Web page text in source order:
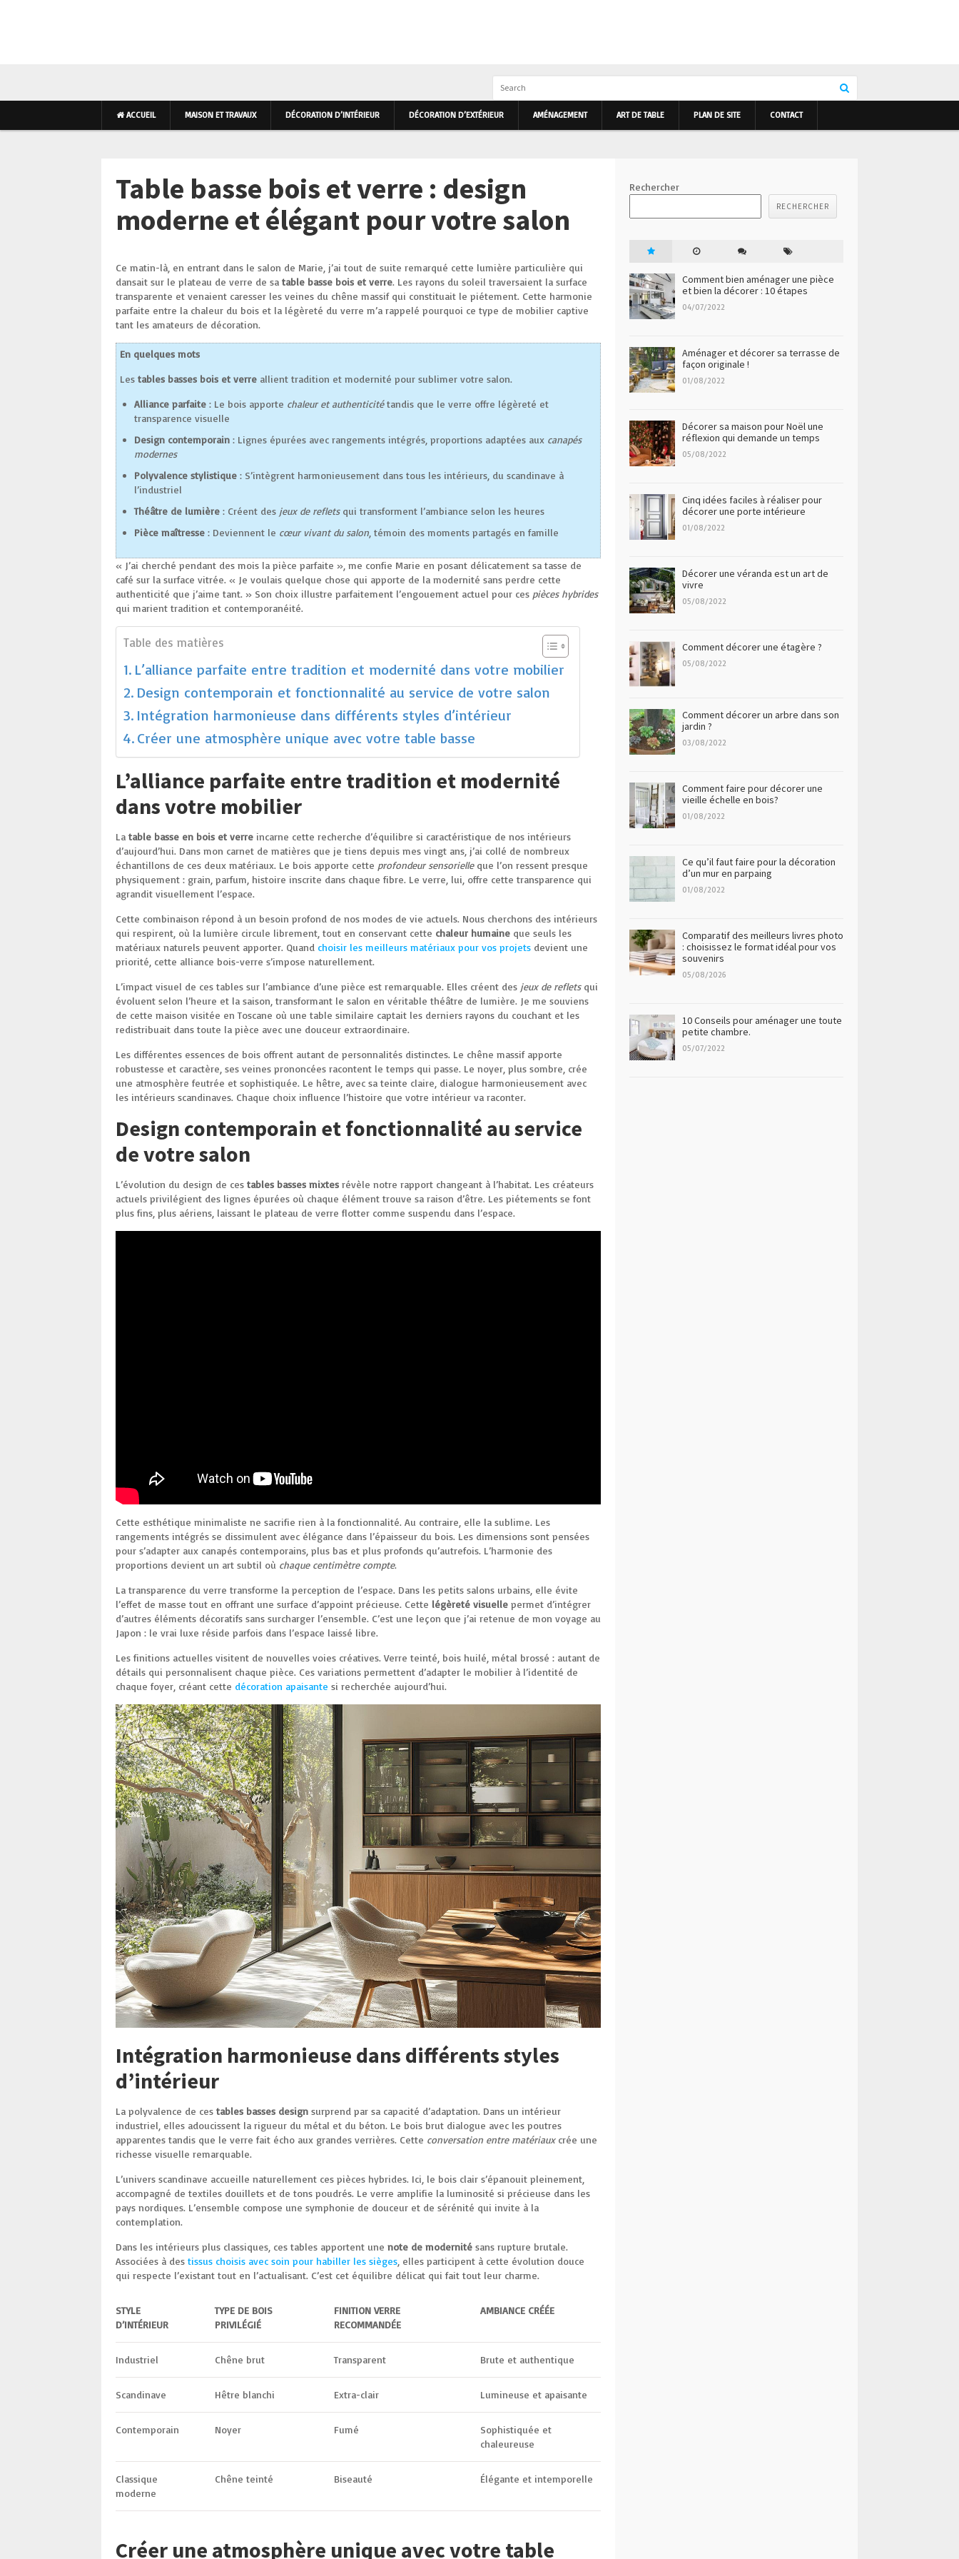
ACCUEIL MAISON ET TRAVAUX DÉCORATION D’INTÉRIEUR DÉCORATION D’EXTÉRIEUR AMÉNAGEMENT ART DE TABLE PLAN DE SITE CONTACT
Table basse bois et verre : design
moderne et élégant pour votre salon
Ce matin-là, en entrant dans le salon de Marie, j’ai tout de suite remarqué cette lumière particulière qui
dansait sur le plateau de verre de sa table basse bois et verre. Les rayons du soleil traversaient la surface
transparente et venaient caresser les veines du chêne massif qui constituait le piétement. Cette harmonie
parfaite entre la chaleur du bois et la légèreté du verre m’a rappelé pourquoi ce type de mobilier captive
tant les amateurs de décoration.
En quelques mots
Les tables basses bois et verre allient tradition et modernité pour sublimer votre salon.
Alliance parfaite : Le bois apporte chaleur et authenticitétandis que le verre offre légèreté et
transparence visuelle
Design contemporain : Lignes épurées avec rangements intégrés, proportions adaptées aux canapés
modernes
Polyvalence stylistique : S’intègrent harmonieusement dans tous les intérieurs, du scandinave à
l’industriel
Théâtre de lumière : Créent des jeux de refletsqui transforment l’ambiance selon les heures
Pièce maîtresse : Deviennent le cœur vivant du salon , témoin des moments partagés en famille
« J’ai cherché pendant des mois la pièce parfaite », me confie Marie en posant délicatement sa tasse de
café sur la surface vitrée. « Je voulais quelque chose qui apporte de la modernité sans perdre cette
authenticité que j’aime tant. » Son choix illustre parfaitement l’engouement actuel pour ces pièces hybrides
qui marient tradition et contemporanéité.
Table des matières
L’alliance parfaite entre tradition et modernité dans votre mobilier
Design contemporain et fonctionnalité au service de votre salon
Intégration harmonieuse dans différents styles d’intérieur
Créer une atmosphère unique avec votre table basse
L’alliance parfaite entre tradition et modernité
dans votre mobilier
La table basse en bois et verre incarne cette recherche d’équilibre si caractéristique de nos intérieurs
d’aujourd’hui. Dans mon carnet de matières que je tiens depuis mes vingt ans, j’ai collé de nombreux
échantillons de ces deux matériaux. Le bois apporte cette profondeur sensorielleque l’on ressent presque
physiquement : grain, parfum, histoire inscrite dans chaque fibre. Le verre, lui, offre cette transparence qui
agrandit visuellement l’espace.
Cette combinaison répond à un besoin profond de nos modes de vie actuels. Nous cherchons des intérieurs
qui respirent, où la lumière circule librement, tout en conservant cette chaleur humaine que seuls les
matériaux naturels peuvent apporter. Quand choisir les meilleurs matériaux pour vos projets devient une
priorité, cette alliance bois-verre s’impose naturellement.
L’impact visuel de ces tables sur l’ambiance d’une pièce est remarquable. Elles créent des jeux de refletsqui
évoluent selon l’heure et la saison, transformant le salon en véritable théâtre de lumière. Je me souviens
de cette maison visitée en Toscane où une table similaire captait les derniers rayons du couchant et les
redistribuait dans toute la pièce avec une douceur extraordinaire.
Les différentes essences de bois offrent autant de personnalités distinctes. Le chêne massif apporte
robustesse et caractère, ses veines prononcées racontent le temps qui passe. Le noyer, plus sombre, crée
une atmosphère feutrée et sophistiquée. Le hêtre, avec sa teinte claire, dialogue harmonieusement avec
les intérieurs scandinaves. Chaque choix influence l’histoire que votre intérieur va raconter.
Design contemporain et fonctionnalité au service
de votre salon
L’évolution du design de ces tables basses mixtes révèle notre rapport changeant à l’habitat. Les créateurs
actuels privilégient des lignes épurées où chaque élément trouve sa raison d’être. Les piétements se font
plus fins, plus aériens, laissant le plateau de verre flotter comme suspendu dans l’espace.
Cette esthétique minimaliste ne sacrifie rien à la fonctionnalité. Au contraire, elle la sublime. Les
rangements intégrés se dissimulent avec élégance dans l’épaisseur du bois. Les dimensions sont pensées
pour s’adapter aux canapés contemporains, plus bas et plus profonds qu’autrefois. L’harmonie des
proportions devient un art subtil où chaque centimètre compte.
La transparence du verre transforme la perception de l’espace. Dans les petits salons urbains, elle évite
l’effet de masse tout en offrant une surface d’appoint précieuse. Cette légèreté visuelle permet d’intégrer
d’autres éléments décoratifs sans surcharger l’ensemble. C’est une leçon que j’ai retenue de mon voyage au
Japon : le vrai luxe réside parfois dans l’espace laissé libre.
Les finitions actuelles visitent de nouvelles voies créatives. Verre teinté, bois huilé, métal brossé : autant de
détails qui personnalisent chaque pièce. Ces variations permettent d’adapter le mobilier à l’identité de
chaque foyer, créant cette décoration apaisante si recherchée aujourd’hui.
Intégration harmonieuse dans différents styles
d’intérieur
La polyvalence de ces tables basses design surprend par sa capacité d’adaptation. Dans un intérieur
industriel, elles adoucissent la rigueur du métal et du béton. Le bois brut dialogue avec les poutres
apparentes tandis que le verre fait écho aux grandes verrières. Cette conversation entre matériauxcrée une
richesse visuelle remarquable.
L’univers scandinave accueille naturellement ces pièces hybrides. Ici, le bois clair s’épanouit pleinement,
accompagné de textiles douillets et de tons poudrés. Le verre amplifie la luminosité si précieuse dans les
pays nordiques. L’ensemble compose une symphonie de douceur et de sérénité qui invite à la
contemplation.
Dans les intérieurs plus classiques, ces tables apportent une note de modernité sans rupture brutale.
Associées à des tissus choisis avec soin pour habiller les sièges , elles participent à cette évolution douce
qui respecte l’existant tout en l’actualisant. C’est cet équilibre délicat qui fait tout leur charme.
STYLE
D’INTÉRIEUR
TYPE DE BOIS
PRIVILÉGIÉ
FINITION VERRE
RECOMMANDÉE
AMBIANCE CRÉÉE
Industriel Chêne brut Transparent Brute et authentique
Scandinave Hêtre blanchi Extra-clair Lumineuse et apaisante
Contemporain Noyer Fumé
Sophistiquée et
chaleureuse
Classique
moderne
Chêne teinté Biseauté Élégante et intemporelle
Créer une atmosphère unique avec votre table
Rechercher
RECHERCHER
Comment bien aménager une pièce
et bien la décorer : 10 étapes
04/07/2022
Aménager et décorer sa terrasse de
façon originale !
01/08/2022
Décorer sa maison pour Noël une
réflexion qui demande un temps
05/08/2022
Cinq idées faciles à réaliser pour
décorer une porte intérieure
01/08/2022
Décorer une véranda est un art de
vivre
05/08/2022
Comment décorer une étagère ?
05/08/2022
Comment décorer un arbre dans son
jardin ?
03/08/2022
Comment faire pour décorer une
vieille échelle en bois?
01/08/2022
Ce qu’il faut faire pour la décoration
d’un mur en parpaing
01/08/2022
Comparatif des meilleurs livres photo
: choisissez le format idéal pour vos
souvenirs
05/08/2026
10 Conseils pour aménager une toute
petite chambre.
05/07/2022